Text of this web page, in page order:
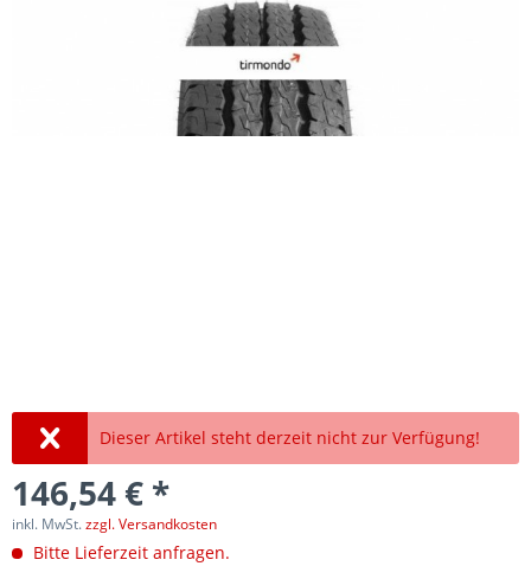
Dieser Artikel steht derzeit nicht zur Verfügung!
146,54 € *
inkl. MwSt.zzgl. Versandkosten
Bitte Lieferzeit anfragen.